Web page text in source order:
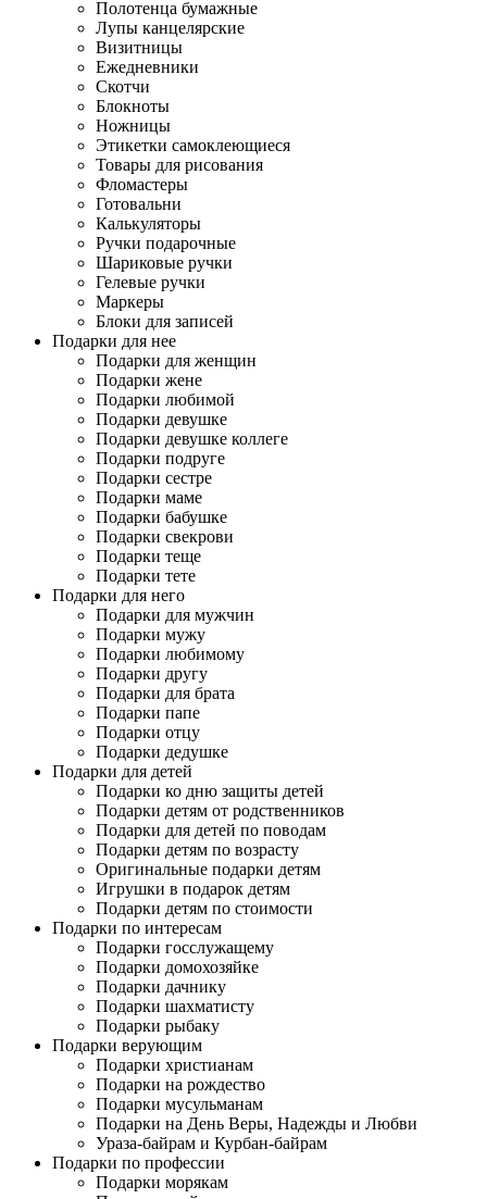
Полотенца бумажные
Лупы канцелярские
Визитницы
Ежедневники
Скотчи
Блокноты
Ножницы
Этикетки самоклеющиеся
Товары для рисования
Фломастеры
Готовальни
Калькуляторы
Ручки подарочные
Шариковые ручки
Гелевые ручки
Маркеры
Блоки для записей
Подарки для нее
Подарки для женщин
Подарки жене
Подарки любимой
Подарки девушке
Подарки девушке коллеге
Подарки подруге
Подарки сестре
Подарки маме
Подарки бабушке
Подарки свекрови
Подарки теще
Подарки тете
Подарки для него
Подарки для мужчин
Подарки мужу
Подарки любимому
Подарки другу
Подарки для брата
Подарки папе
Подарки отцу
Подарки дедушке
Подарки для детей
Подарки ко дню защиты детей
Подарки детям от родственников
Подарки для детей по поводам
Подарки детям по возрасту
Оригинальные подарки детям
Игрушки в подарок детям
Подарки детям по стоимости
Подарки по интересам
Подарки госслужащему
Подарки домохозяйке
Подарки дачнику
Подарки шахматисту
Подарки рыбаку
Подарки верующим
Подарки христианам
Подарки на рождество
Подарки мусульманам
Подарки на День Веры, Надежды и Любви
Ураза-байрам и Курбан-байрам
Подарки по профессии
Подарки морякам